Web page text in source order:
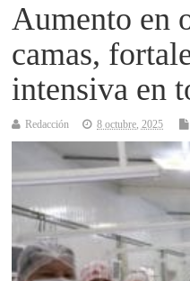
Aumento en
camas,
intensiva en
Redacción 8 octubre, 2025